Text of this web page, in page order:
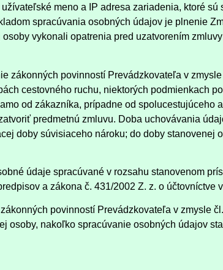
meno a IP adresa zariadenia, ktoré
spracúvania osobných údajov je plnenie
vykonali opatrenia pred uzatvorením
zákonných povinností Prevádzkovateľa v
cestovného ruchu, niektorých podmienkach
od zákazníka, prípadne od spolucestujúceho
predmetnú zmluvu. Doba uchovávania
doby súvisiaceho nároku; do doby stanovenej
údaje spracúvané v rozsahu stanovenom
a zákona č. 431/2002 Z. z. o účtovníctve
povinností Prevádzkovateľa v zmysle
osoby, nakoľko spracúvanie osobných údajov